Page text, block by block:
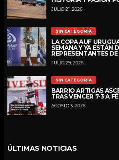
JULIO 21, 2026
SIN CATEGORÍA
LA COPA AUF
SEMANA Y YA ESTÁN
REPRESENTANTES
JULIO 29, 2026
SIN CATEGORÍA
BARRIO ARTIGAS
TRAS VENCER 7-3 A
AGOSTO 3, 2026
ÚLTIMAS NOTICIAS